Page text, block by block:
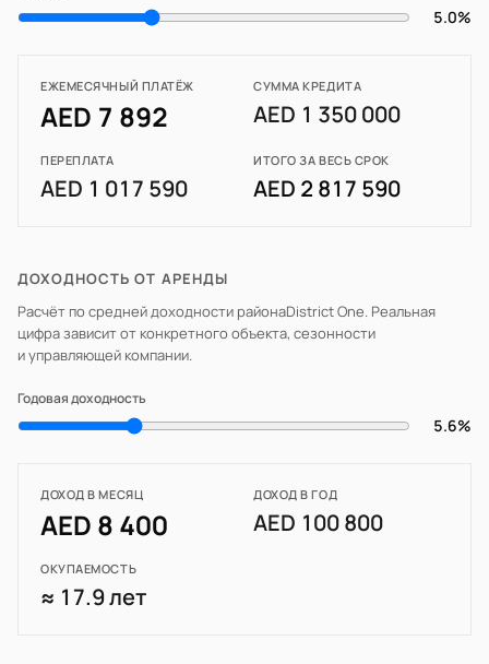
5.0%
ЕЖЕМЕСЯЧНЫЙ ПЛАТЁЖ
AED 7 892
СУММА КРЕДИТА
AED 1 350 000
ПЕРЕПЛАТА
AED 1 017 590
ИТОГО ЗА ВЕСЬ СРОК
AED 2 817 590
ДОХОДНОСТЬ ОТ АРЕНДЫ
Расчёт по средней доходности районаDistrict One. Реальная
цифра зависит от конкретного объекта, сезонности
и управляющей компании.
Годовая доходность
5.6%
ДОХОД В МЕСЯЦ
AED 8 400
ДОХОД В ГОД
AED 100 800
ОКУПАЕМОСТЬ
≈ 17.9 лет